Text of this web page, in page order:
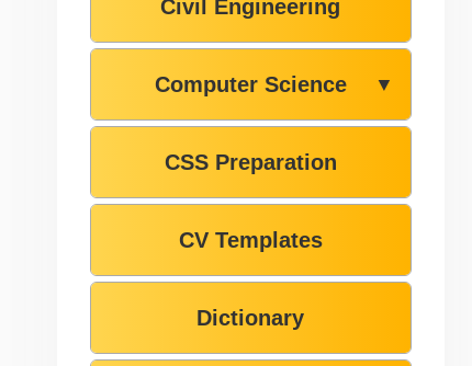
Civil Engineering
Computer Science ▼
CSS Preparation
CV Templates
Dictionary